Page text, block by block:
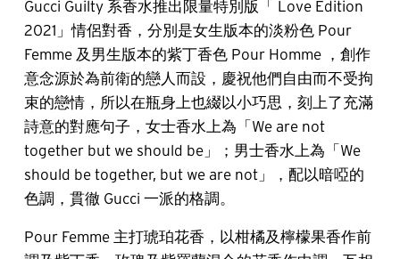
Gucci Guilty 系香水推出限量特別版「 Love Edition
2021」情侶對香，分別是女生版本的淡粉色 Pour
Femme 及男生版本的紫丁香色 Pour Homme ，創作
意念源於為前衛的戀人而設，慶祝他們自由而不受拘
束的戀情，所以在瓶身上也綴以小巧思，刻上了充滿
詩意的對應句子，女士香水上為「We are not
together but we should be」；男士香水上為「We
should be together, but we are not」，配以暗啞的
色調，貫徹 Gucci 一派的格調。
Pour Femme 主打琥珀花香，以柑橘及檸檬果香作前